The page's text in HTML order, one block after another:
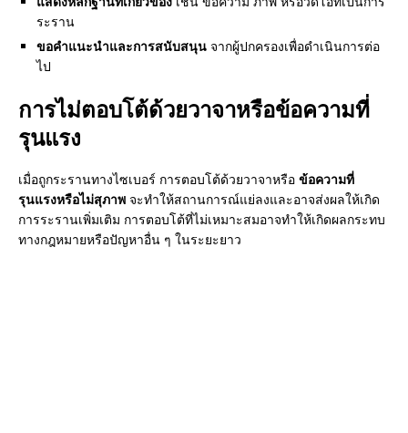
ระราน
ขอคำแนะนำและการสนับสนุน จากผู้ปกครองเพื่อดำเนินการต่อ
ไป
การไม่ตอบโต้ด้วยวาจาหรือข้อความที่
รุนแรง
เมื่อถูกระรานทางไซเบอร์ การตอบโต้ด้วยวาจาหรือ ข้อความที่
รุนแรงหรือไม่สุภาพ จะทำให้สถานการณ์แย่ลงและอาจส่งผลให้เกิด
การระรานเพิ่มเติม การตอบโต้ที่ไม่เหมาะสมอาจทำให้เกิดผลกระทบ
ทางกฎหมายหรือปัญหาอื่น ๆ ในระยะยาว